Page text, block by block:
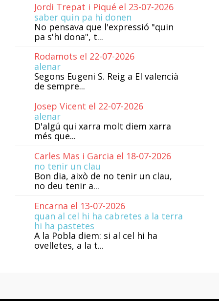
Jordi Trepat i Piqué el 23-07-2026
saber quin pa hi donen
No pensava que l'expressió "quin
pa s'hi dona", t...
Rodamots el 22-07-2026
alenar
Segons Eugeni S. Reig a El valencià
de sempre...
Josep Vicent el 22-07-2026
alenar
D'algú qui xarra molt diem xarra
més que...
Carles Mas i Garcia el 18-07-2026
no tenir un clau
Bon dia, això de no tenir un clau,
no deu tenir a...
Encarna el 13-07-2026
quan al cel hi ha cabretes a la terra
hi ha pastetes
A la Pobla diem: si al cel hi ha
ovelletes, a la t...